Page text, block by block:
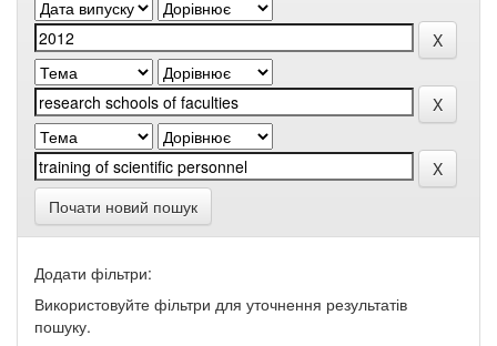
Почати новий пошук
Додати фільтри:
Використовуйте фільтри для уточнення результатів
пошуку.